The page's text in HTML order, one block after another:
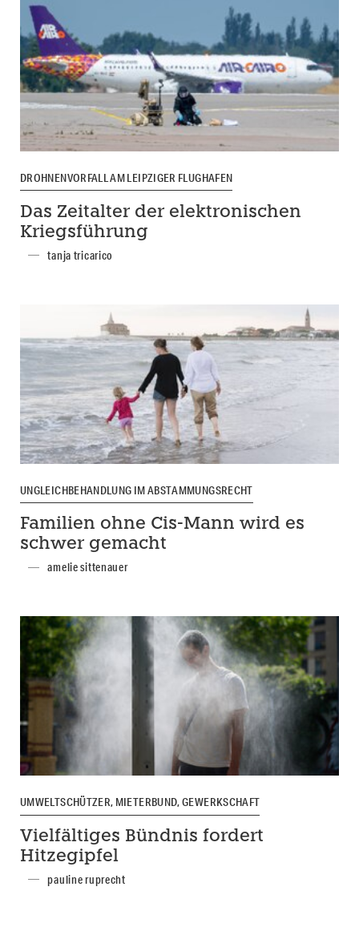
DROHNENVORFALL AM LEIPZIGER FLUGHAFEN
Das Zeitalter der elektronischen
Kriegsführung
tanja tricarico
UNGLEICHBEHANDLUNG IM ABSTAMMUNGSRECHT
Familien ohne Cis-Mann wird es
schwer gemacht
amelie sittenauer
UMWELTSCHÜTZER, MIETERBUND, GEWERKSCHAFT
Vielfältiges Bündnis fordert
Hitzegipfel
pauline ruprecht